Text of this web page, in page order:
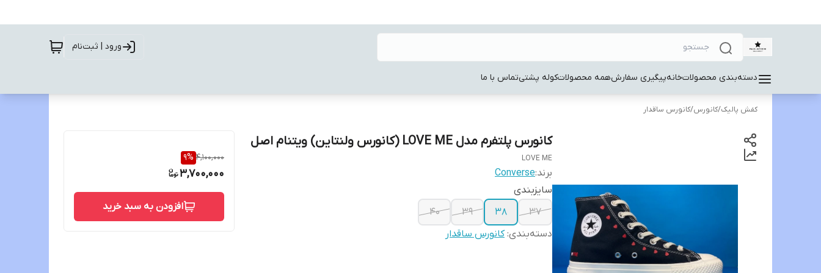
ورود | ثبت‌نام
دسته‌بندی محصولاتخانهپیگیری سفارشهمه محصولاتکوله پشتیتماس با ما
کفش پالیک/کانورس/کانورس ساقدار
کانورس پلتفرم مدل LOVE ME (کانورس ولنتاین) ویتنام اصل
LOVE ME
برند:Converse
سایزبندی
37
38
39
40
دسته‌بندی:کانورس ساقدار
4,100,000
9%
3,700,000
افزودن به سبد خرید